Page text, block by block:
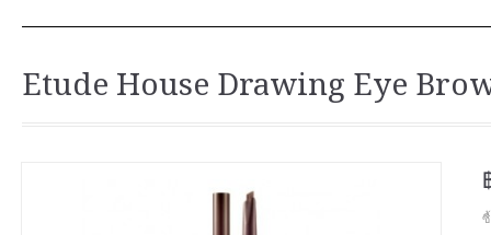
Etude House Drawing Eye